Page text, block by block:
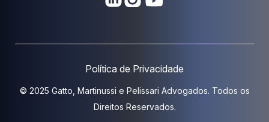
Política de Privacidade
© 2025 Gatto, Martinussi e Pelissari Advogados. Todos os
Direitos Reservados.